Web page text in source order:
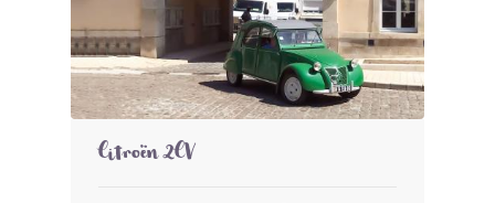
Citroën 2CV